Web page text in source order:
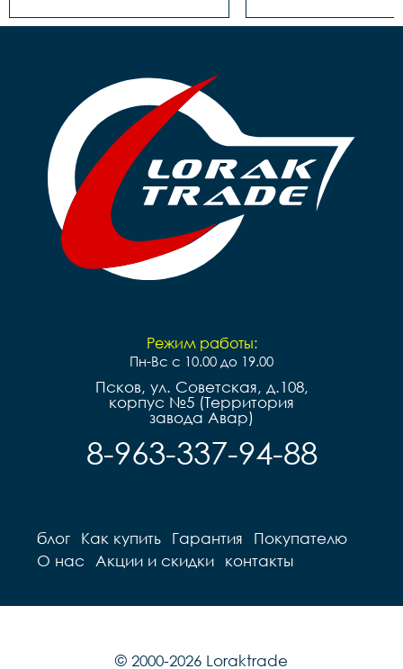
Режим работы:
Пн-Вс с 10.00 до 19.00
Псков, ул. Советская, д.108,
корпус №5 (Территория
завода Авар)
8-963-337-94-88
блог Как купить Гарантия
Покупателю
О нас
Акции и скидки контакты
© 2000-2026 Loraktrade